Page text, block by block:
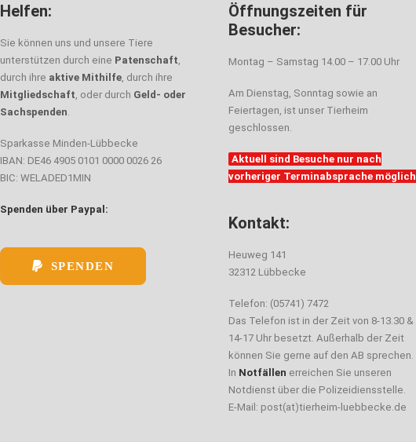
Helfen:
Sie können uns und unsere Tiere
unterstützen durch eine Patenschaft,
durch ihre aktive Mithilfe, durch ihre
Mitgliedschaft, oder durch Geld- oder
Sachspenden.
Sparkasse Minden-Lübbecke
IBAN: DE46 4905 0101 0000 0026 26
BIC: WELADED1MIN
Spenden über Paypal:
SPENDEN
Öffnungszeiten für
Besucher:
Montag – Samstag 14.00 – 17.00 Uhr
Am Dienstag, Sonntag sowie an
Feiertagen, ist unser Tierheim
geschlossen.
Aktuell sind Besuche nur nach
vorheriger Terminabsprache möglich
Kontakt:
Heuweg 141
32312 Lübbecke
Telefon: (05741) 7472
Das Telefon ist in der Zeit von 8-13.30 &
14-17 Uhr besetzt. Außerhalb der Zeit
können Sie gerne auf den AB sprechen.
In Notfällen erreichen Sie unseren
Notdienst über die Polizeidiensstelle.
E-Mail: post(at)tierheim-luebbecke.de